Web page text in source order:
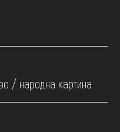
/ народна картина